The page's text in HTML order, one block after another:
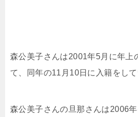
森公美子さんは2001年5月に年上
て、同年の11月10日に入籍をして
森公美子さんの旦那さんは2006年